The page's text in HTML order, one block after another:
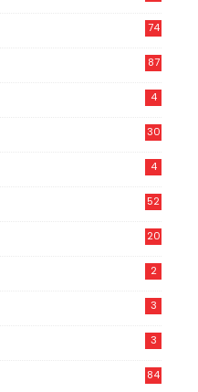
74
87
4
30
4
52
20
2
3
3
84